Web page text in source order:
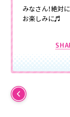
みなさん！絶対
お楽しみに♬